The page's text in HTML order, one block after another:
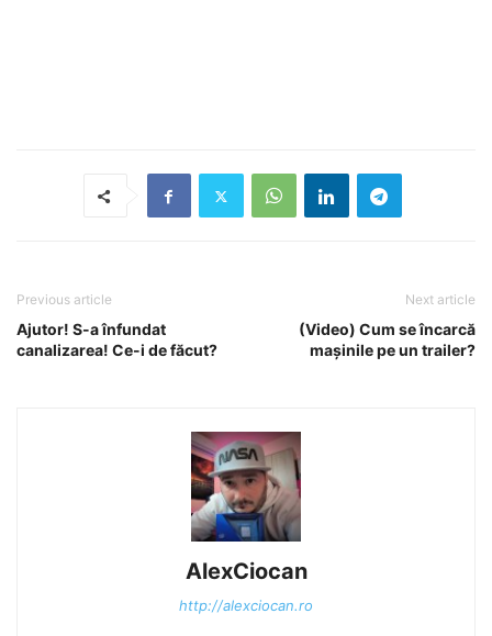
Previous article
Ajutor! S-a înfundat
canalizarea! Ce-i de făcut?
Next article
(Video) Cum se încarcă
mașinile pe un trailer?
AlexCiocan
http://alexciocan.ro